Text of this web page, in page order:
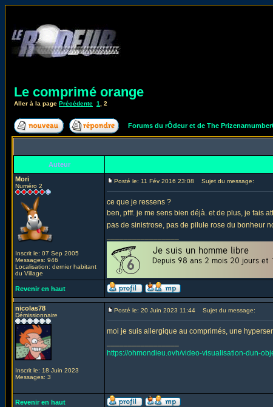
Le comprimé orange
Aller à la page Précédente 1 2
Forums du rÔdeur et de The
Auteur
Mori
Numéro 2
Inscrit le: 07 Sep 2005
Messages: 946
Localisation: dernier habitant
du Village
Posté le: 11 Fév 2016 23:08 Sujet du message:
ce que je ressens ?
ben, pfff. je me sens bien déjà. et de plus, je fais
pas de sinistrose, pas de pilule rose du bonheur
Revenir en haut
nicolas78
Démissionnaire
Inscrit le: 18 Juin 2023
Messages: 3
Posté le: 20 Juin 2023 11:44 Sujet du message:
moi je suis allergique au comprimés, une
https://ohmondieu.ovh/video-visualisation-dun-
Revenir en haut